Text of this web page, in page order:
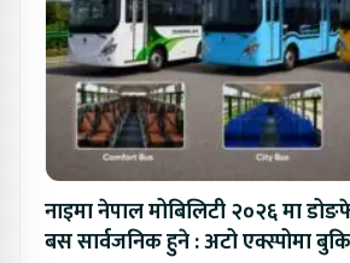
नाइमा नेपाल मोबिलिटी २०२६ मा
बस सार्वजनिक हुने : अटो एक्स्पोमा